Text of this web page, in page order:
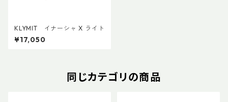
KLYMIT イナーシャ X ライト
¥17,050
同じカテゴリの商品